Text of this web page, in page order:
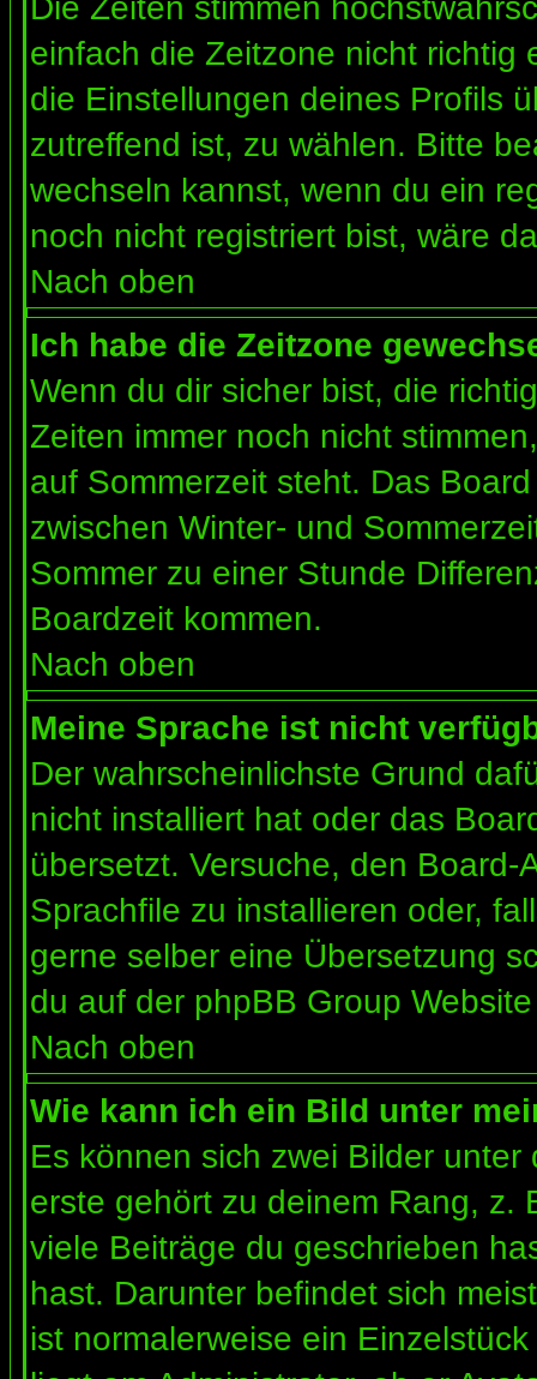
einfach die Zeitzone nicht richtig
die Einstellungen deines Profils
zutreffend ist, zu wählen. Bitte
wechseln kannst, wenn du ein
noch nicht registriert bist, wäre
Nach oben
Ich habe die Zeitzone
Wenn du dir sicher bist, die
Zeiten immer noch nicht
auf Sommerzeit steht. Das
zwischen Winter- und
Sommer zu einer Stunde
Boardzeit kommen.
Nach oben
Meine Sprache ist nicht
Der wahrscheinlichste Grund
nicht installiert hat oder das
übersetzt. Versuche, den
Sprachfile zu installieren oder,
gerne selber eine Übersetzung
du auf der phpBB Group
Nach oben
Wie kann ich ein Bild unter
Es können sich zwei Bilder
erste gehört zu deinem Rang, z.
viele Beiträge du geschrieben
hast. Darunter befindet sich
ist normalerweise ein